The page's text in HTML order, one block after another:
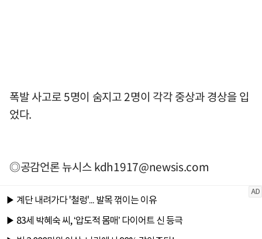
폭발 사고로 5명이 숨지고 2명이 각각 중상과 경상을 입
었다.
◎공감언론 뉴시스kdh1917@newsis.com